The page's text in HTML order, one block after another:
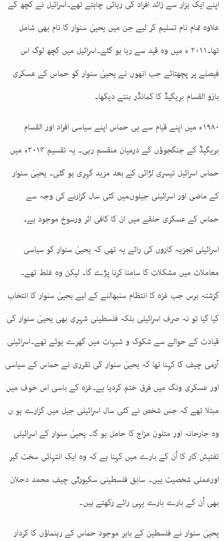
اپنے ایک ہزار سے زائد افراد کی رہائی چاہتے تھے۔اسرائیل نے کچھ کے
علاوہ تمام نام تسلیم کر لیے جن میں یحییٰ سنوار کا نام بھی شامل
تھا۔۲۰۱۱ ء میں وہ قید سے رہا ہو گئے۔اسرائیل میں کچھ لوگ اس
فیصلے پر پچھتائے جب انھوں نے یحییٰ سنوار کو حماس کے عسکری
بازو القسام بریگیڈ کا کمانڈر بنتے دیکھا۔
۱۹۸۰ء میں اپنے قیام سے ہی حماس اپنے سیاسی افراد اور القسام
بریگیڈ کے جنگجوؤں کے درمیان منقسم رہی۔ یہ تقسیم ۲۰۱۴ء میں
حماس اسرائیل تیسری لڑائی کے بعد مزید گہری ہو گئی۔ یحییٰ سنوار
کے ماضی اور اسرائیلی جیلوںمیں کئی سال گزارنے کی وجہ سے
حماس کے عسکری حلقے میں ان کا کافی اثر ورسوخ موجود ہے۔
اسرائیلی تجزیہ کاروں کی رائے یہ تھی کہ یحییٰ سنوار کو سیاسی
معاملات میں مشکلات کا سامنا کرنا پڑے گا۔ لیکن وہ غلط تھے۔
گزشتہ برس جب غزہ کا انتظام سنبھالنے کے لیے یحییٰ سنوار کا انتخاب
کیا گیا تو نہ صرف اسرائیلی بلکہ فلسطینی شہری بھی یحییٰ سنوار کی
قیادت کے حوالے سے شکوک و شبہات میں گھرے ہوئے تھے۔اسرائیلی
آرمی چیف کا کہنا تھا کہ یحییٰ سنوار کی تقرری نے حماس کے سیاسی
اور عسکری ونگ میں فرق ختم کردیا ہے۔غزہ کے باسی اس خوف میں
مبتلا تھے کہ جس شخص نے کئی سال اسرائیلی جیل میں گزارے ہو ں
وہ جارحانہ اور متلون مزاج کا حامل ہو گا۔ یحییٰ سنوار کے اسرائیلی
تفتیش کار کا اُن کے بارے میں کہنا ہے کہ وہ ایک انتہائی سخت گیر
اورعملی شخصیت ہیں۔ سابق فلسطینی سکیورٹی چیف محمد دحلان
بھی اُن کے بارے بارے یہی رائے رکھتے ہیں۔
یحییٰ سنوار نے فلسطین کے باہر موجود حماس کے رہنماؤں کا کردار